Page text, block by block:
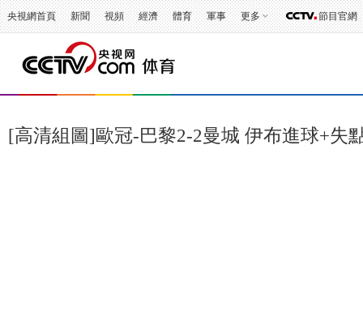
央視網首頁 新聞 視頻 經濟 體育 軍事 更多 節目官網
[高清組圖]歐冠-巴黎2-2曼城 伊布進球+失